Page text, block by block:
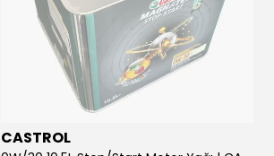
CASTROL